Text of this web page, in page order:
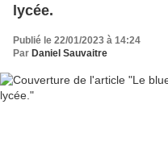
lycée.
Publié le 22/01/2023 à 14:24
Par Daniel Sauvaitre